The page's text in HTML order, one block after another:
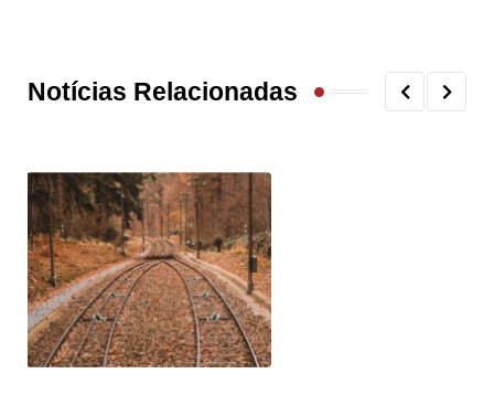
Notícias Relacionadas